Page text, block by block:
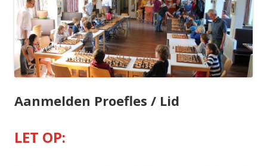
Aanmelden Proefles / Lid
LET OP: